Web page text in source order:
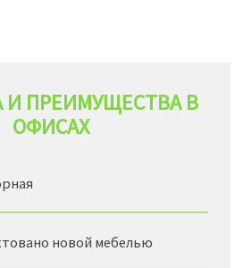
И ПРЕИМУЩЕСТВА В
ОФИСАХ
новой мебелью